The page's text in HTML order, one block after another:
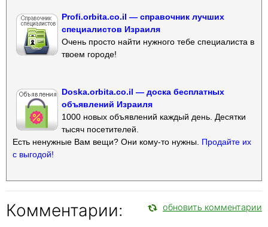
Profi.orbita.co.il — справочник лучших
специалистов Израиля
Очень просто найти нужного тебе специалиста в
твоем городе!
Doska.orbita.co.il — доска бесплатных
объявлений Израиля
1000 новых объявлений каждый день. Десятки
тысяч посетителей.
Есть ненужные Вам вещи? Они кому-то нужны. Продайте их
с выгодой!
Комментарии: обновить комментарии